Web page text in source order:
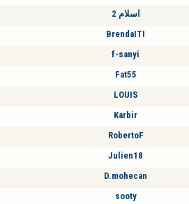
اسلام 2
BrendaITI
f-sanyi
Fat55
LOUIS
Karbir
RobertoF
Julien18
D.mohecan
sooty